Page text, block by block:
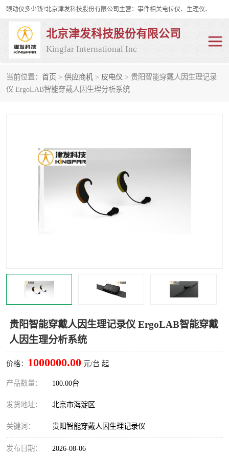
眼动仪多少钱?北京津发科技股份有限公司主营：事件相关电位仪、生理仪、肌电仪、脑电仪、皮电仪、眼动仪；是国家级高新技术企业、科技部认定的科技型中小企业和中关村高新技术企业，具备保密资格，具备自主进出口经营权；自主研发技术、产品与服务荣获多项省部级科学技术奖励、国家发明专利、国家软件著作权和省部级新技术新产品（服务）认证。
北京津发科技股份有限公司
Kingfar International Inc
当前位置： 首页 > 供应商机 > 皮电仪 > 贵阳智能穿戴人因生理记录
仪 ErgoLAB智能穿戴人因生理分析系统
贵阳智能穿戴人因生理记录仪 ErgoLAB智能穿戴
人因生理分析系统
价格： 1000000.00 元/台 起
产品数量： 100.00台
发货地址： 北京市海淀区
关键词： 贵阳智能穿戴人因生理记录仪
发布日期： 2026-08-06
皮电仪 脑电仪
行为观察与表情分析
人机交互实验室
神经营销与消费行为实验